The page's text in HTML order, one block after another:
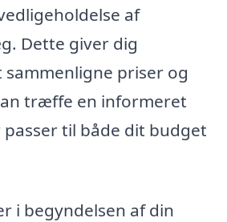
af
Dette giver dig
priser og
træffe en informeret
til både dit budget
i begyndelsen af din